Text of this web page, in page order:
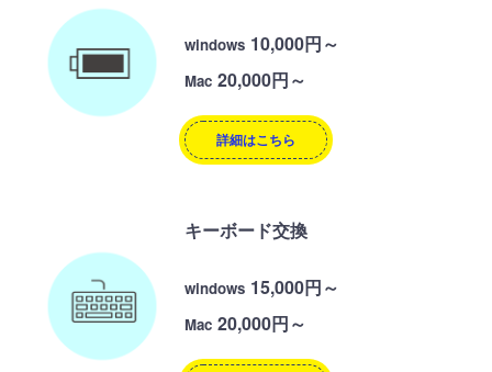
windows 10,000円～
Mac 20,000円～
詳細はこちら
キーボード交換
windows 15,000円～
Mac 20,000円～